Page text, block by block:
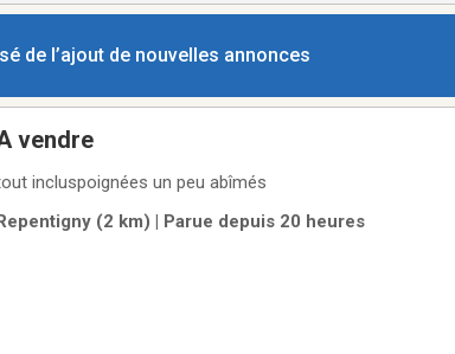
de l’ajout de nouvelles annonces
vendre
incluspoignées un peu abîmés
(2 km) | Parue depuis 20 heures